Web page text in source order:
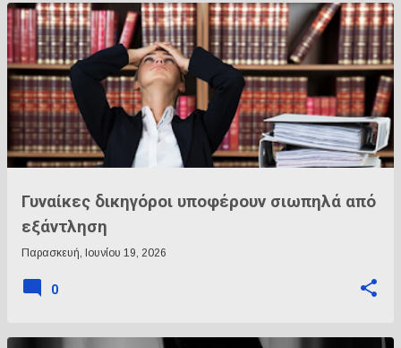
Γυναίκες δικηγόροι υποφέρουν σιωπηλά από
εξάντληση
Παρασκευή, Ιουνίου 19, 2026
0